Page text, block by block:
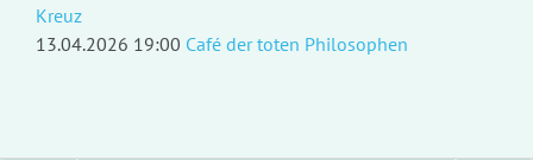
Kreuz
13.04.2026 19:00 Café der toten Philosophen